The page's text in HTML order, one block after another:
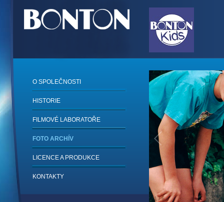
1/6
O SPOLEČNOSTI
HISTORIE
FILMOVÉ LABORATOŘE
FOTO ARCHÍV
LICENCE A PRODUKCE
KONTAKTY